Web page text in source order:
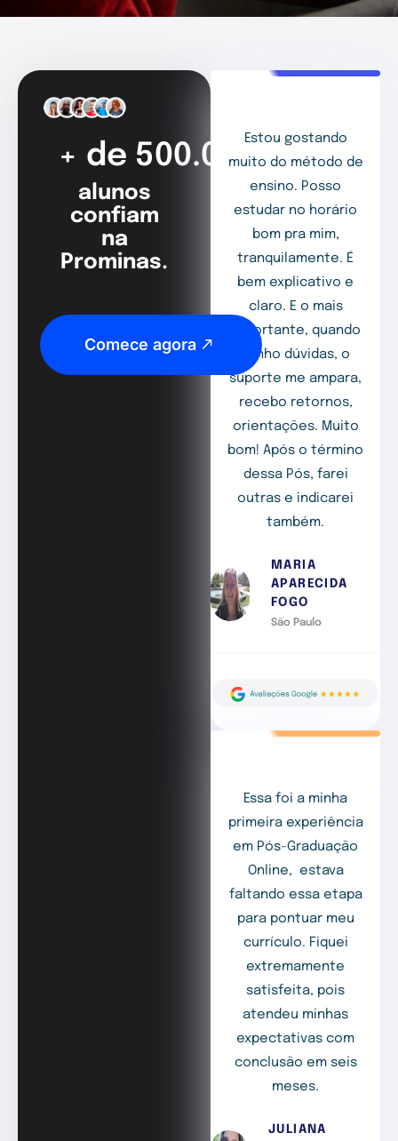
+ de 500.000
alunos
confiam
na
Prominas.
Comece agora
Estou gostando
muito do método de
ensino. Posso
estudar no horário
bom pra mim,
tranquilamente. É
bem explicativo e
claro. E o mais
importante, quando
tenho dúvidas, o
suporte me ampara,
recebo retornos,
orientações. Muito
bom! Após o término
dessa Pós, farei
outras e indicarei
também.
MARIA
APARECIDA
FOGO
São Paulo
Essa foi a minha
primeira experiência
em Pós-Graduação
Online, estava
faltando essa etapa
para pontuar meu
currículo. Fiquei
extremamente
satisfeita, pois
atendeu minhas
expectativas com
conclusão em seis
meses.
JULIANA